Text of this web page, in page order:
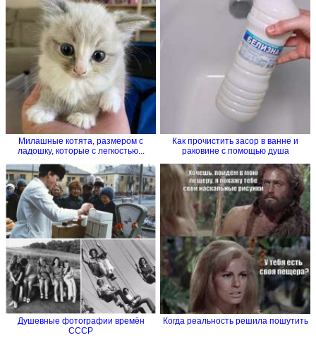
Милашные котята, размером с
ладошку, которые с легкостью...
Как прочистить засор в ванне и
раковине с помощью душа
Душевные фотографии времён
СССР
Когда реальность решила пошутить